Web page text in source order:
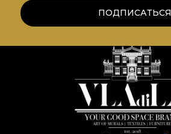
ПОДПИСАТЬСЯ